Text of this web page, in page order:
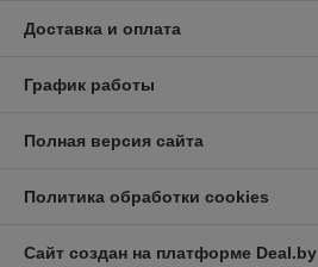
Доставка и оплата
График работы
Полная версия сайта
Политика обработки cookies
Сайт создан на платформе Deal.by